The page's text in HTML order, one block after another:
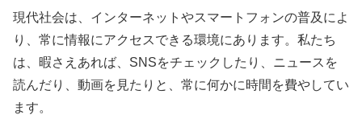
現代社会は、インターネットやスマートフォンの普及によ
り、常に情報にアクセスできる環境にあります。私たち
は、暇さえあれば、SNSをチェックしたり、ニュースを
読んだり、動画を見たりと、常に何かに時間を費やしてい
ます。